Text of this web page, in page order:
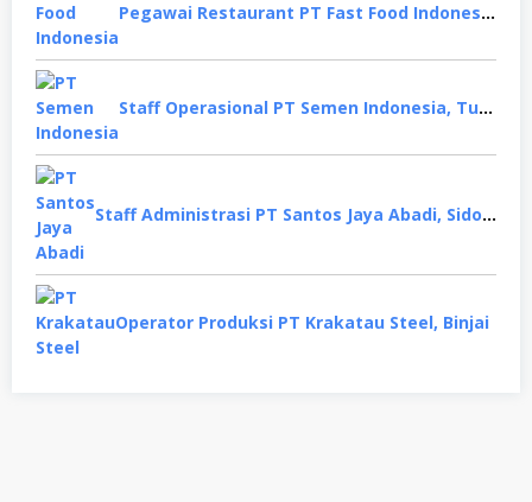
Pegawai Restaurant PT Fast Food Indonesia, Surabaya
Staff Operasional PT Semen Indonesia, Tuban
Staff Administrasi PT Santos Jaya Abadi, Sidoarjo
Operator Produksi PT Krakatau Steel, Binjai